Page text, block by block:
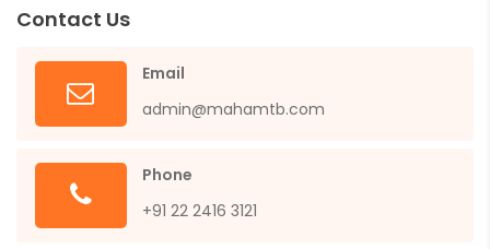
Contact Us
Email
admin@mahamtb.com
Phone
+91 22 2416 3121